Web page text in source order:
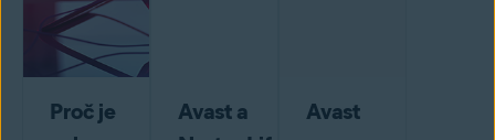
Proč je
Avast a
Avast